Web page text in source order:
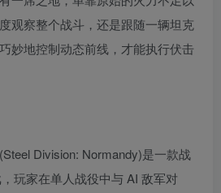
观察整个战斗，还是跟随一辆坦克
妙地控制动态前线，才能执行伏击
Division: Normandy)是一款战
玩家在单人战役中与 AI 敌军对